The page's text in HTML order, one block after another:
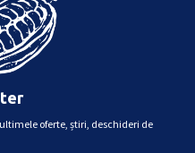
oferte, știri, deschideri de